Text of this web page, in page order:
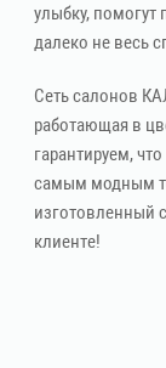
улыбку, помогут
далеко не весь
Сеть салонов
работающая в
гарантируем,
самым модным
изготовленный
клиенте!